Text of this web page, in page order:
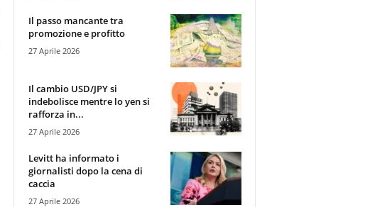
Il passo mancante tra
promozione e profitto
27 Aprile 2026
Il cambio USD/JPY si
indebolisce mentre lo yen si
rafforza in...
27 Aprile 2026
Levitt ha informato i
giornalisti dopo la cena di
caccia
27 Aprile 2026